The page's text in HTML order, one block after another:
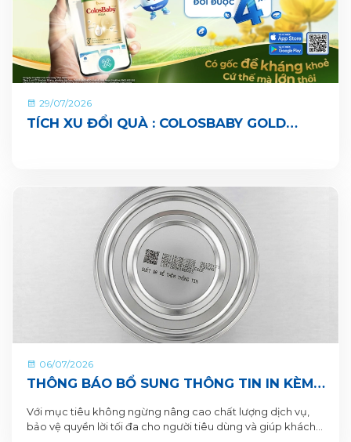
29/07/2026
TÍCH XU ĐỔI QUÀ : COLOSBABY GOLD
06/07/2026
THÔNG BÁO BỔ SUNG THÔNG TIN IN KÈM
PHẨM
Với mục tiêu không ngừng nâng cao chất lượng dịch vụ,
bảo vệ quyền lời tối đa cho người tiêu dùng và giúp khách